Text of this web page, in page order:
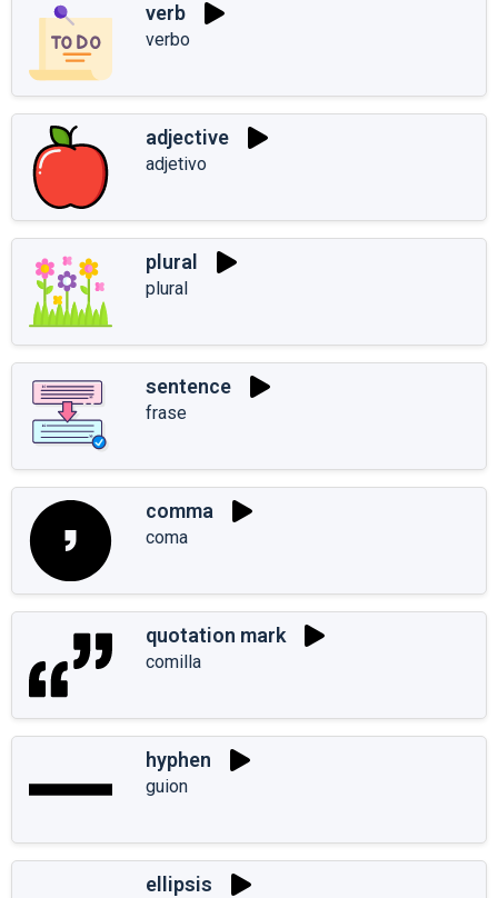
verb
verbo
adjective
adjetivo
plural
plural
sentence
frase
comma
coma
quotation mark
comilla
hyphen
guion
ellipsis